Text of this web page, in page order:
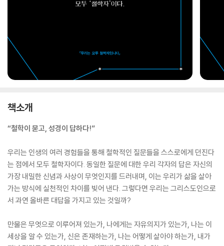
책소개
“철학이 묻고, 성경이 답하다!”
우리는 인생의 여러 경험들을 통해 철학적인 질문들을 스스로에게 던진다
는 점에서 모두 철학자이다. 동일한 질문에 대한 우리 각자의 답은 자신의
가장 내밀한 신념과 사상이 무엇인지를 드러내며, 이는 우리가 삶을 살아
가는 방식에 실천적인 차이를 빚어 낸다. 그렇다면 우리는 그리스도인으로
서 과연 올바른 대답을 가지고 있는 것일까?
만물은 무엇으로 이루어져 있는가, 나에게는 자유의지가 있는가, 나는 이
세상을 알 수 있는가, 신은 존재하는가, 나는 어떻게 살아야 하는가, 내가